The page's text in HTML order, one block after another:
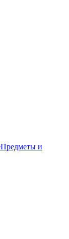
Предметы и